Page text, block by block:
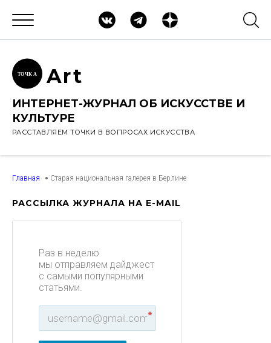
ТОЧК А Art
ИНТЕРНЕТ-ЖУРНАЛ ОБ ИСКУССТВЕ И
КУЛЬТУРЕ
РАССТАВЛЯЕМ ТОЧКИ В ВОПРОСАХ ИСКУССТВА
Главная Старая национальная галерея в Берлине
РАССЫЛКА ЖУРНАЛА НА E-MAIL
Раз в неделю
мы отправляем дайджест
с самыми популярными
статьями.
*